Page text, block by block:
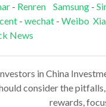
- Renren Samsung-
- wechat - Weibo
News
in China
consider the
rewards,